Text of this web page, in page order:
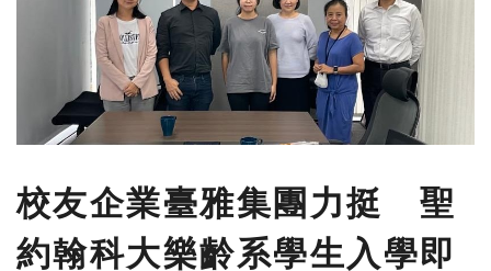
校友企業臺雅集團力挺 聖
約翰科大樂齡系學生入學即